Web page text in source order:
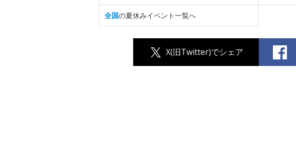
全国の夏休みイベント一覧へ
X(旧Twitter)でシェア